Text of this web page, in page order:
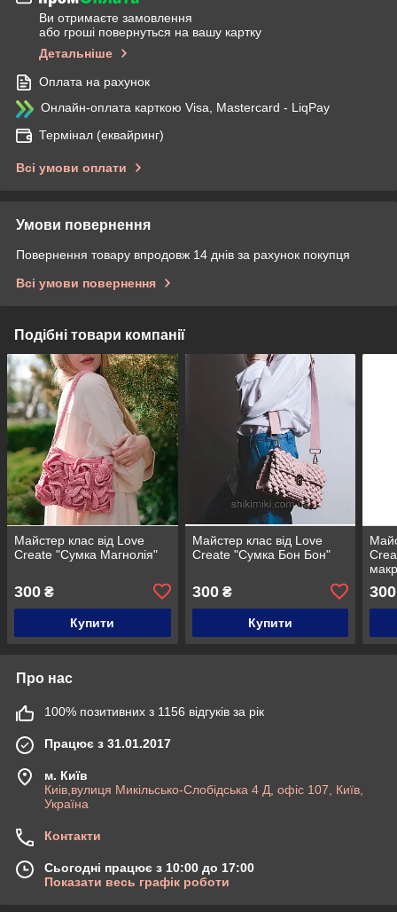
Ви отримаєте замовлення
або гроші повернуться на вашу картку
Детальніше
Оплата на рахунок
Онлайн-оплата карткою Visa, Mastercard - LiqPay
Термінал (еквайринг)
Всі умови оплати
Умови повернення
Повернення товару впродовж 14 днів за рахунок покупця
Всі умови повернення
Подібні товари компанії
Майстер клас від Love
Create "Сумка Магнолія"
300 ₴
Купити
Майстер клас від Love
Create "Сумка Бон Бон"
300₴
Купити
300
Про нас
100% позитивних з 1156 відгуків за рік
Працює з 31.01.2017
м. Київ
Киів,вулиця Микільсько-Слобідська 4 Д, офіс 107, Київ,
Україна
Контакти
Сьогодні працює з 10:00 до 17:00
Показати весь графік роботи